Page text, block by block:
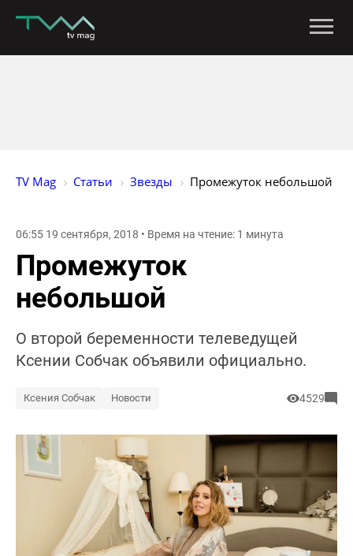
TV Mag Статьи Звезды Промежуток небольшой
06:55 19 сентября, 2018 • Время на чтение: 1 минута
Промежуток
небольшой
О второй беременности телеведущей
Ксении Собчак объявили официально.
Ксения Собчак Новости 4529